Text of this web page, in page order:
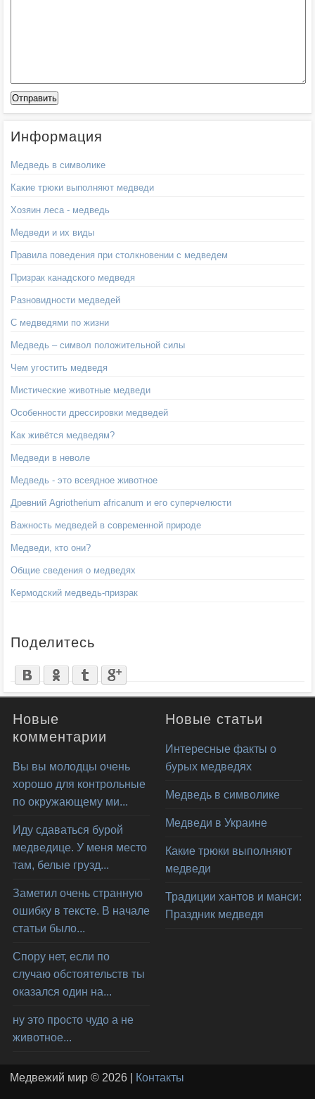
Информация
Медведь в символике
Какие трюки выполняют медведи
Хозяин леса - медведь
Медведи и их виды
Правила поведения при столкновении с медведем
Призрак канадского медведя
Разновидности медведей
С медведями по жизни
Медведь – символ положительной силы
Чем угостить медведя
Мистические животные медведи
Особенности дрессировки медведей
Как живётся медведям?
Медведи в неволе
Медведь - это всеядное животное
Древний Agriotherium africanum и его суперчелюсти
Важность медведей в современной природе
Медведи, кто они?
Общие сведения о медведях
Кермодский медведь-призрак
Поделитесь
Новые
комментарии
Вы вы молодцы очень
хорошо для контрольные
по окружающему ми...
Иду сдаваться бурой
медведице. У меня место
там, белые грузд...
Заметил очень странную
ошибку в тексте. В начале
статьи было...
Спору нет, если по
случаю обстоятельств ты
оказался один на...
ну это просто чудо а не
животное...
Новые статьи
Интересные факты о
бурых медведях
Медведь в символике
Медведи в Украине
Какие трюки выполняют
медведи
Традиции хантов и манси:
Праздник медведя
Медвежий мир © 2026 | Контакты